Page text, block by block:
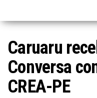
Caruaru
Conversa
CREA-PE